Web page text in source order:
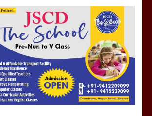
होलिका रखने पर लात मार
कर होलिका को किया तहस
नहस,मोहल्ले वालों के साथ
की गई गाली गलोच ,कहा
अगर रखी गई होली तो होगा
खून खराबा,
March 11, 2025